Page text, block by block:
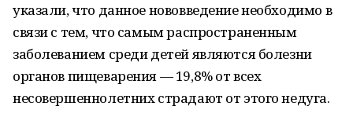
указали, что данное нововведение необходимо в
связи с тем, что самым распространенным
заболеванием среди детей являются болезни
органов пищеварения — 19,8% от всех
несовершеннолетних страдают от этого недуга.